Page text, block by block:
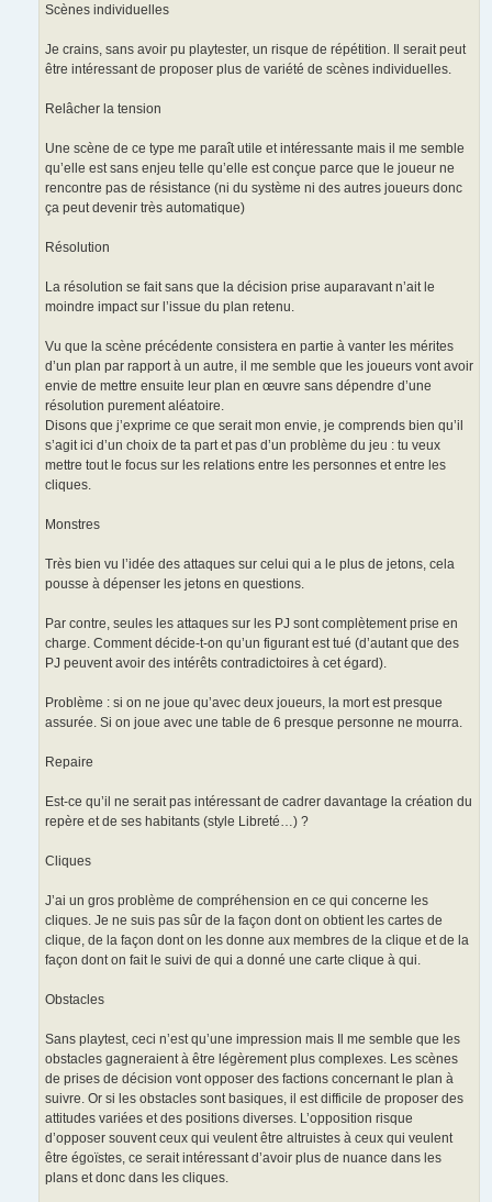
Scènes individuelles
Je crains, sans avoir pu playtester, un risque de répétition. Il serait peut
être intéressant de proposer plus de variété de scènes individuelles.
Relâcher la tension
Une scène de ce type me paraît utile et intéressante mais il me semble
qu’elle est sans enjeu telle qu’elle est conçue parce que le joueur ne
rencontre pas de résistance (ni du système ni des autres joueurs donc
ça peut devenir très automatique)
Résolution
La résolution se fait sans que la décision prise auparavant n’ait le
moindre impact sur l’issue du plan retenu.
Vu que la scène précédente consistera en partie à vanter les mérites
d’un plan par rapport à un autre, il me semble que les joueurs vont avoir
envie de mettre ensuite leur plan en œuvre sans dépendre d’une
résolution purement aléatoire.
Disons que j’exprime ce que serait mon envie, je comprends bien qu’il
s’agit ici d’un choix de ta part et pas d’un problème du jeu : tu veux
mettre tout le focus sur les relations entre les personnes et entre les
cliques.
Monstres
Très bien vu l’idée des attaques sur celui qui a le plus de jetons, cela
pousse à dépenser les jetons en questions.
Par contre, seules les attaques sur les PJ sont complètement prise en
charge. Comment décide-t-on qu’un figurant est tué (d’autant que des
PJ peuvent avoir des intérêts contradictoires à cet égard).
Problème : si on ne joue qu’avec deux joueurs, la mort est presque
assurée. Si on joue avec une table de 6 presque personne ne mourra.
Repaire
Est-ce qu’il ne serait pas intéressant de cadrer davantage la création du
repère et de ses habitants (style Libreté…) ?
Cliques
J’ai un gros problème de compréhension en ce qui concerne les
cliques. Je ne suis pas sûr de la façon dont on obtient les cartes de
clique, de la façon dont on les donne aux membres de la clique et de la
façon dont on fait le suivi de qui a donné une carte clique à qui.
Obstacles
Sans playtest, ceci n’est qu’une impression mais Il me semble que les
obstacles gagneraient à être légèrement plus complexes. Les scènes
de prises de décision vont opposer des factions concernant le plan à
suivre. Or si les obstacles sont basiques, il est difficile de proposer des
attitudes variées et des positions diverses. L’opposition risque
d’opposer souvent ceux qui veulent être altruistes à ceux qui veulent
être égoïstes, ce serait intéressant d’avoir plus de nuance dans les
plans et donc dans les cliques.